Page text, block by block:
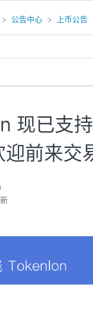
公告中心 上币公告
现已支
前来交